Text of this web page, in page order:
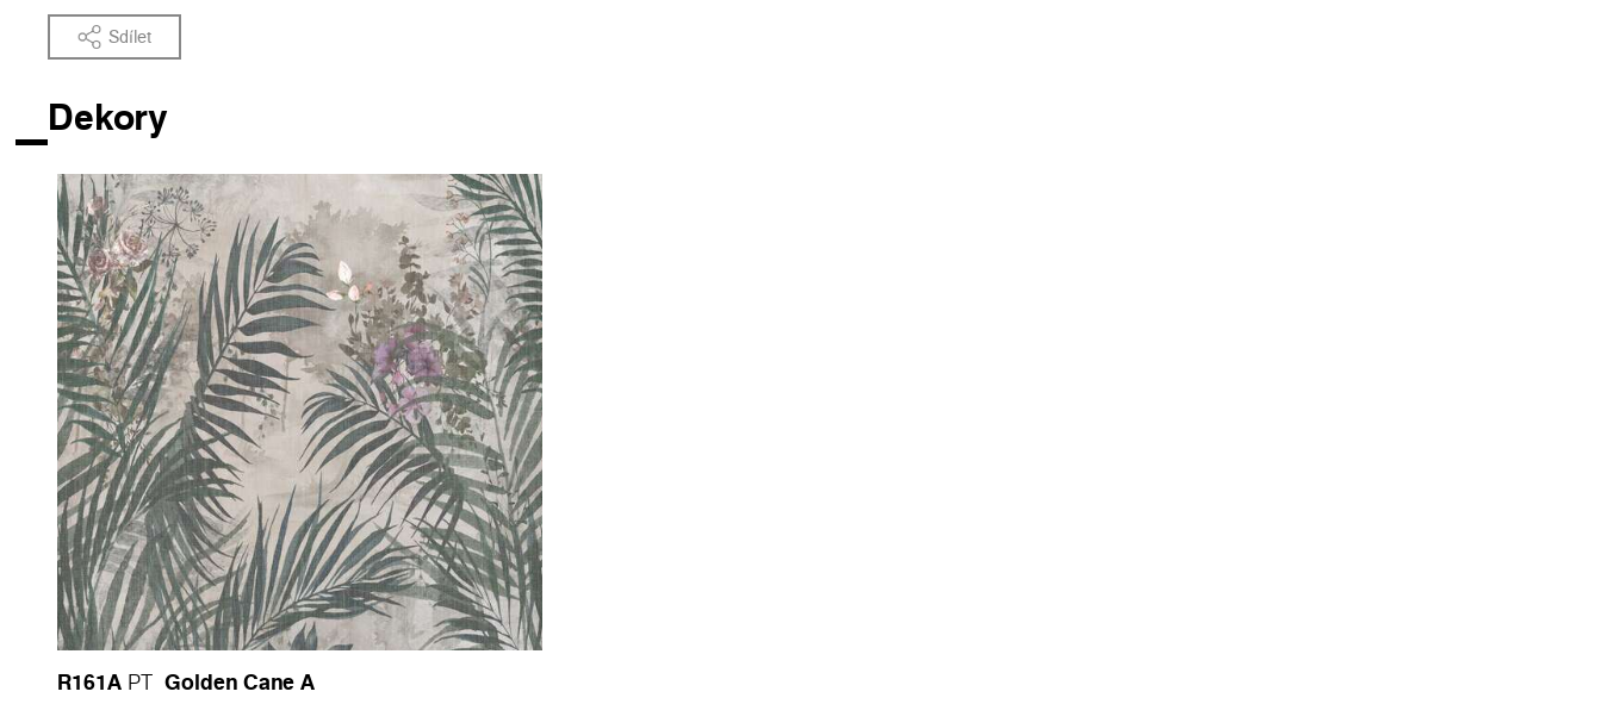
"Pro wellness centrum jsme zvolili desky Kronospan Rocko Tiles - jsou odolné, snadno se udržují a zároveň
mají moderní design a jsou vysoce kvalitní. Zvolený dekor perfektně ladí s naším designovým a barevným
konceptem, vytváří uvolněnou, stylovou atmosféru a kombinuje funkčnost s příjemným prostředím.“
Rocko Tiles: Navrženo pro wellness prostory
Voděodolné stěnové panely Rocko Tiles jsou obzvláště vhodné pro koupelny a lázeňské prostory, kde je
nezbytná odolnost proti vlhkosti, hygiena a trvanlivost. Díky voděodolnému jádru jsou ideální pro hotelové
koupelny, kde zajišťují spolehlivý výkon při každodenním používání a zároveň si zachovávají rafinovaný,
moderní vzhled.
Zvolený dekorR161A Golden Cane Apřináší jemný květinový vzor s klidným, přírodním charakterem. Jeho
tlumené zelené tóny navozují uklidňující atmosféru, která dokonale ladí s wellness konceptem hotelu. Textura
povrchu dodává stěnám hloubku a jemný pohyb, aniž by prostor přehlcovala.
Funkčnost, která podporuje design
Kromě estetiky nabízí desky Rocko Tiles jasné funkční výhody pro projekty v oblasti hotelnictví a pohostinství:
• 100% voděodolné, vhodné pro mokré prostředí
• Snadné čištění a údržba, splňují vysoké hygienické standardy
• Odolné proti skvrnám a poškrábání, ideální pro použití v hotelech
• Rychlá a čistá instalace, i na stávající povrchy
Sdílet
Dekory
R161A PT Golden Cane A